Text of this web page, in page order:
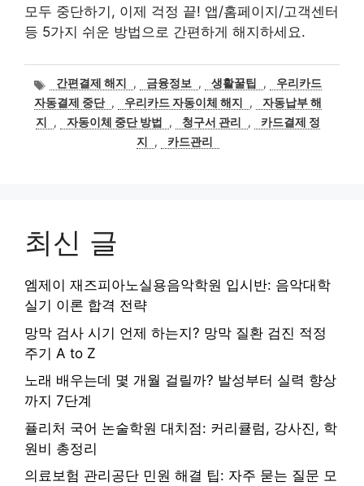
모두 중단하기, 이제 걱정 끝! 앱/홈페이지/고객센터
등 5가지 쉬운 방법으로 간편하게 해지하세요.
태
그
간편결제 해지 , 금융정보 , 생활꿀팁 ,
우리카드
자동결제 중단 , 우리카드 자동이체 해지 ,
자동납부 해
지
, 자동이체 중단 방법 , 청구서 관리 ,
카드결제 정
지
, 카드관리
최신 글
엠제이 재즈피아노실용음악학원 입시반: 음악대학
실기 이론 합격 전략
망막 검사 시기 언제 하는지? 망막 질환 검진 적정
주기 A to Z
노래 배우는데 몇 개월 걸릴까? 발성부터 실력 향상
까지 7단계
퓰리처 국어 논술학원 대치점: 커리큘럼, 강사진, 학
원비 총정리
의료보험 관리공단 민원 해결 팁: 자주 묻는 질문 모